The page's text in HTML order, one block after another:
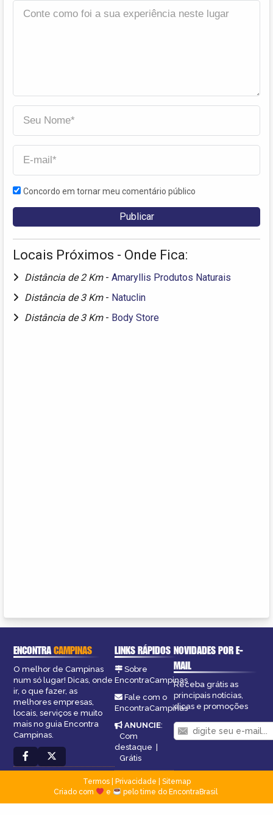
Concordo em tornar meu comentário público
Locais Próximos - Onde Fica:
Distância de 2 Km - Amaryllis Produtos Naturais
Distância de 3 Km - Natuclin
Distância de 3 Km - Body Store
ENCONTRACAMPINAS
O melhor de Campinas
num só lugar! Dicas, onde
ir, o que fazer, as
melhores empresas,
locais, serviços e muito
mais no guia Encontra
Campinas.
LINKS RÁPIDOS
Sobre
EncontraCampinas
Fale com o
EncontraCampinas
ANUNCIE:
Com
destaque |
Grátis
NOVIDADES POR E-
MAIL
Receba grátis as
principais notícias,
dicas e promoções
Termos| Privacidade
Sitemap
Criado com
e pelo time do EncontraBrasil